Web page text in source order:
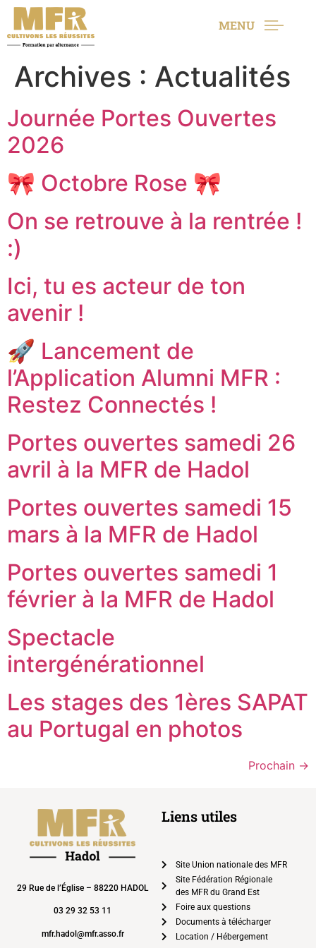
MENU
Archives : Actualités
Journée Portes Ouvertes
2026
🎀 Octobre Rose 🎀
On se retrouve à la rentrée !
:)
Ici, tu es acteur de ton
avenir !
🚀 Lancement de
l’Application Alumni MFR :
Restez Connectés !
Portes ouvertes samedi 26
avril à la MFR de Hadol
Portes ouvertes samedi 15
mars à la MFR de Hadol
Portes ouvertes samedi 1
février à la MFR de Hadol
Spectacle
intergénérationnel
Les stages des 1ères SAPAT
au Portugal en photos
Prochain →
29 Rue de l’Église – 88220 HADOL
03 29 32 53 11
mfr.hadol@mfr.asso.fr
Liens utiles
Site Union nationale des MFR
Site Fédération Régionale
des MFR du Grand Est
Foire aux questions
Documents à télécharger
Location / Hébergement